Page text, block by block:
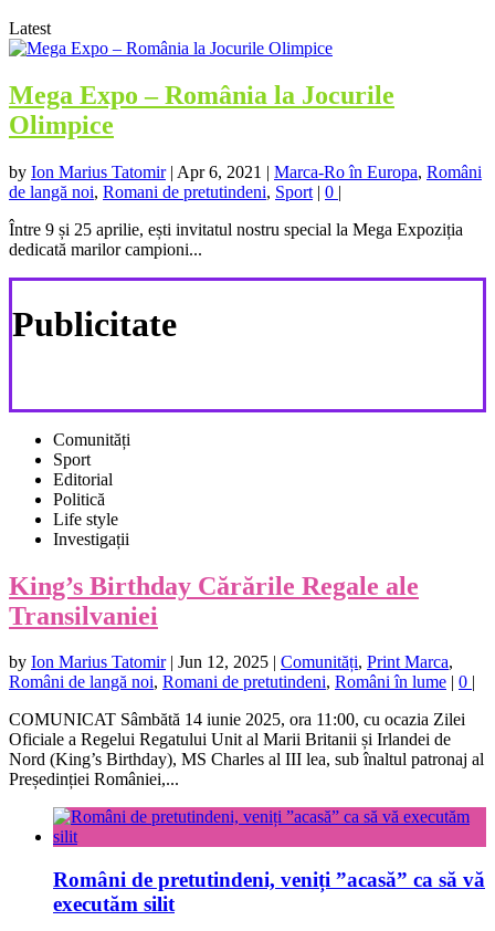
Latest
Mega Expo – România la Jocurile
Olimpice
by Ion Marius Tatomir| Apr 6, 2021 | Marca-Ro în Europa, Români
de langă noi, Romani de pretutindeni, Sport | 0 |
Între 9 și 25 aprilie, ești invitatul nostru special la Mega Expoziția
dedicată marilor campioni...
Publicitate
Comunități
Sport
Editorial
Politică
Life style
Investigații
King’s Birthday Cărările Regale ale
Transilvaniei
by Ion Marius Tatomir| Jun 12, 2025 | Comunități, Print Marca,
Români de langă noi, Romani de pretutindeni, Români în lume | 0 |
COMUNICAT Sâmbătă 14 iunie 2025, ora 11:00, cu ocazia Zilei
Oficiale a Regelui Regatului Unit al Marii Britanii și Irlandei de
Nord (King’s Birthday), MS Charles al III lea, sub înaltul patronaj al
Președinției României,...
Români de pretutindeni, veniți ”acasă” ca să vă
executăm silit